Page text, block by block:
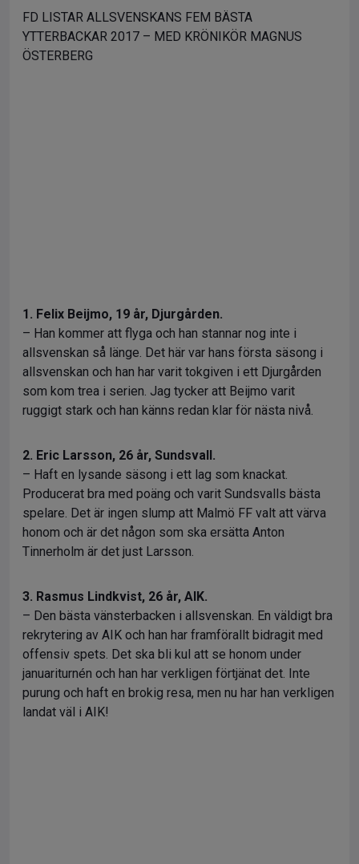
FD LISTAR ALLSVENSKANS FEM BÄSTA
YTTERBACKAR 2017 – MED KRÖNIKÖR MAGNUS
ÖSTERBERG
1. Felix Beijmo, 19 år, Djurgården.
– Han kommer att flyga och han stannar nog inte i
allsvenskan så länge. Det här var hans första säsong i
allsvenskan och han har varit tokgiven i ett Djurgården
som kom trea i serien. Jag tycker att Beijmo varit
ruggigt stark och han känns redan klar för nästa nivå.
2. Eric Larsson, 26 år, Sundsvall.
– Haft en lysande säsong i ett lag som knackat.
Producerat bra med poäng och varit Sundsvalls bästa
spelare. Det är ingen slump att Malmö FF valt att värva
honom och är det någon som ska ersätta Anton
Tinnerholm är det just Larsson.
3. Rasmus Lindkvist, 26 år, AIK.
– Den bästa vänsterbacken i allsvenskan. En väldigt bra
rekrytering av AIK och han har framförallt bidragit med
offensiv spets. Det ska bli kul att se honom under
januariturnén och han har verkligen förtjänat det. Inte
purung och haft en brokig resa, men nu har han verkligen
landat väl i AIK!